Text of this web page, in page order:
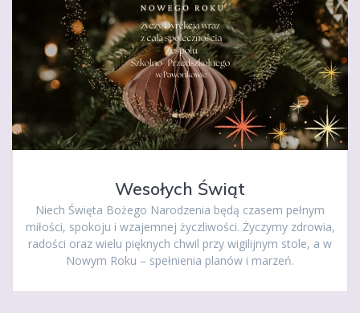
Wesołych Świąt
Niech Święta Bożego Narodzenia będą czasem pełnym
miłości, spokoju i wzajemnej życzliwości. Życzymy zdrowia,
radości oraz wielu pięknych chwil przy wigilijnym stole, a w
Nowym Roku – spełnienia planów i marzeń.